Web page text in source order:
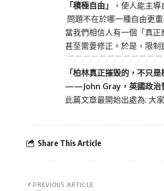
「積極自由」
，使人能主
問題不在於哪一種自由更
當我們相信人有一個「真
甚至需要修正。於是，限
「柏林真正摧毀的，不只
——John Gray ，英國政
此篇文章最開始出處為: 大
Share This Article
PREVIOUS ARTICLE